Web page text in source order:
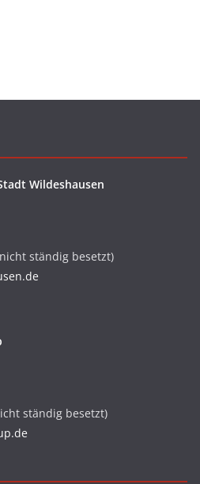
Wildeshausen
ständig besetzt)
ständig besetzt)